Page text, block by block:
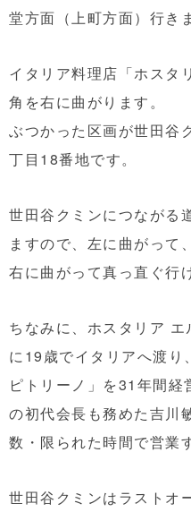
堂方面（上町方面）行き
イタリア料理店「ホスタ
角を右に曲がります。
ぶつかった区画が世田谷
丁目18番地です。
世田谷クミンにつながる
ますので、左に曲がって
右に曲がって真っ直ぐ行
ちなみに、ホスタリア
に19歳でイタリアへ渡り
ピトリーノ」を31年間
の初代会長も務めた吉川
数・限られた時間で営業
世田谷クミンはラストオ